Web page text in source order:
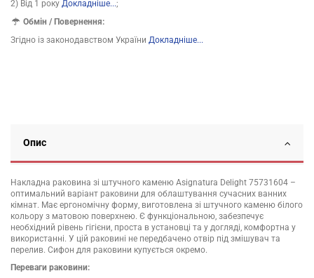
2) Від 1 року Докладніше...;
Обмін / Повернення:
Згідно із законодавством України Докладніше...
Опис
Накладна раковина зі штучного каменю Asignatura Delight 75731604 –
оптимальний варіант раковини для облаштування сучасних ванних
кімнат. Має ергономічну форму, виготовлена зі штучного каменю білого
кольору з матовою поверхнею. Є функціональною, забезпечує
необхідний рівень гігієни, проста в установці та у догляді, комфортна у
використанні. У цій раковині не передбачено отвір під змішувач та
перелив. Сифон для раковини купується окремо.
Переваги раковини: